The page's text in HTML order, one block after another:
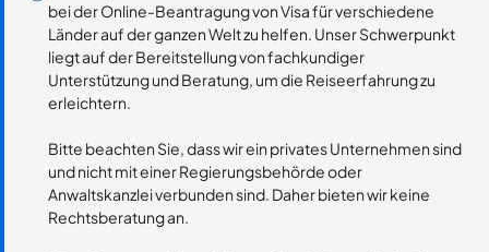
bei der Online-Beantragung von Visa für verschiedene
Länder auf der ganzen Welt zu helfen. Unser Schwerpunkt
liegt auf der Bereitstellung von fachkundiger
Unterstützung und Beratung, um die Reiseerfahrung zu
erleichtern.
Bitte beachten Sie, dass wir ein privates Unternehmen sind
und nicht mit einer Regierungsbehörde oder
Anwaltskanzlei verbunden sind. Daher bieten wir keine
Rechtsberatung an.